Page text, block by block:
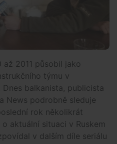
2011 působil jako
týmu v
balkanista, publicista
News podrobně sleduje
rok několikrát
aktuální situaci v Ruskem
v dalším díle seriálu